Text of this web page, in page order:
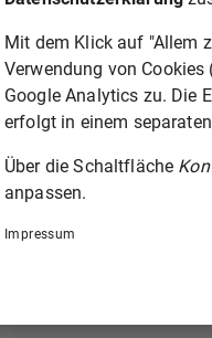
der Tastatur zur
Mit dem Klick auf "Allem
Verwendung von
Google Analytics zu. Die
erfolgt in einem
Über die Schaltfläche
anpassen.
Impressum